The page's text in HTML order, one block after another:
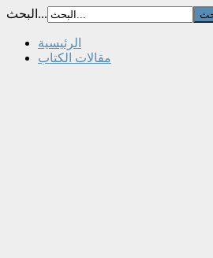
البحث...
الرئيسية
مقالات الكتاب